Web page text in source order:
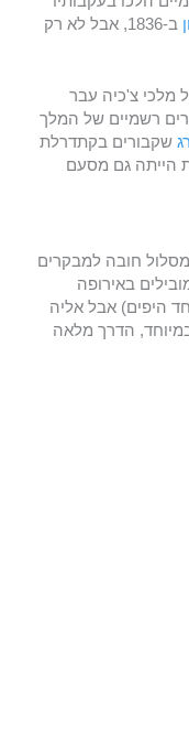
ב-1836, אבל לא רק
של מלכי צ'כיה עבר
רשמיים של המלך
שקבורים בקתדרלת
הייתה גם מסעם
חובה למבקרים
באירופה
היפים) אבל אליה
במיוחד, הדרך מלאה